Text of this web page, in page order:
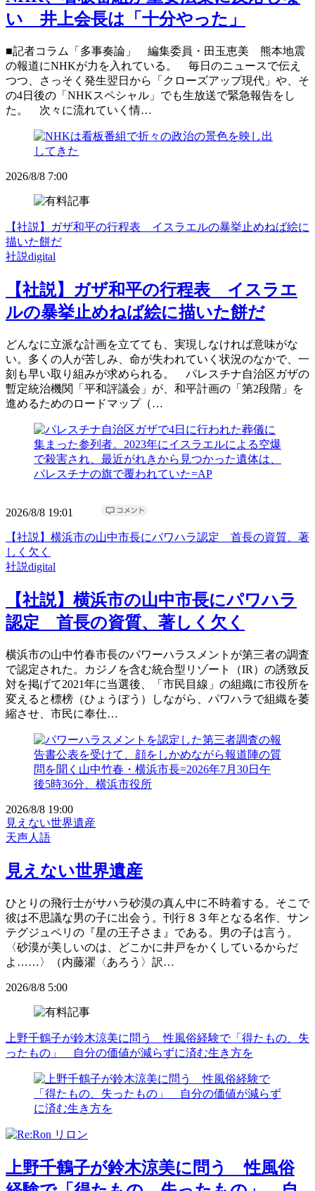
い 井上会長は「十分やった」
■記者コラム「多事奏論」 編集委員・田玉恵美 熊本地震
の報道にNHKが力を入れている。 毎日のニュースで伝え
つつ、さっそく発生翌日から「クローズアップ現代」や、そ
の4日後の「NHKスペシャル」でも生放送で緊急報告をし
た。 次々に流れていく情…
2026/8/8 7:00
【社説】ガザ和平の行程表 イスラエルの暴挙止めねば絵に
描いた餅だ
社説digital
【社説】ガザ和平の行程表 イスラエ
ルの暴挙止めねば絵に描いた餅だ
どんなに立派な計画を立てても、実現しなければ意味がな
い。多くの人が苦しみ、命が失われていく状況のなかで、一
刻も早い取り組みが求められる。 パレスチナ自治区ガザの
暫定統治機関「平和評議会」が、和平計画の「第2段階」を
進めるためのロードマップ（…
2026/8/8 19:01
【社説】横浜市の山中市長にパワハラ認定 首長の資質、著
しく欠く
社説digital
【社説】横浜市の山中市長にパワハラ
認定 首長の資質、著しく欠く
横浜市の山中竹春市長のパワーハラスメントが第三者の調査
で認定された。カジノを含む統合型リゾート（IR）の誘致反
対を掲げて2021年に当選後、「市民目線」の組織に市役所を
変えると標榜（ひょうぼう）しながら、パワハラで組織を萎
縮させ、市民に奉仕…
2026/8/8 19:00
見えない世界遺産
天声人語
見えない世界遺産
ひとりの飛行士がサハラ砂漠の真ん中に不時着する。そこで
彼は不思議な男の子に出会う。刊行８３年となる名作、サン
テグジュペリの『星の王子さま』である。男の子は言う。
〈砂漠が美しいのは、どこかに井戸をかくしているからだ
よ……〉（内藤濯〈あろう〉訳…
2026/8/8 5:00
上野千鶴子が鈴木涼美に問う 性風俗経験で「得たもの、失
ったもの」 自分の価値が減らずに済む生き方を
上野千鶴子が鈴木涼美に問う 性風俗